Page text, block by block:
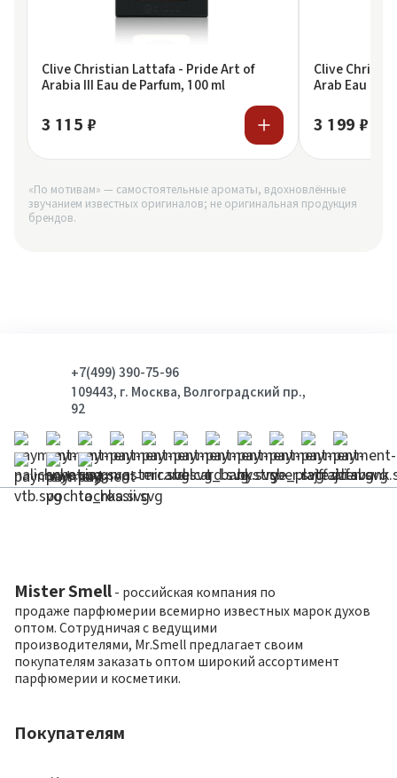
Clive Christian Lattafa - Pride Art of
Arabia III Eau de Parfum, 100 ml
3 115 ₽
Clive
Arab Eau de
3 199 ₽
«По мотивам» — самостоятельные ароматы, вдохновлённые
звучанием известных оригиналов; не оригинальная продукция
брендов.
+7(499) 390-75-96
109443, г. Москва, Волгоградский пр.,
92
Mister Smell - российская компания по
продаже парфюмерии всемирно известных марок духов
оптом. Сотрудничая с ведущими
производителями, Mr.Smell предлагает своим
покупателям заказать оптом широкий ассортимент
парфюмерии и косметики.
Покупателям